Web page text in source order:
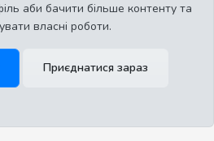
аби бачити більше контенту та
власні роботи.
Приєднатися зараз